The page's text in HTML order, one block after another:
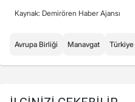
Kaynak: Demirören Haber Ajansı
Avrupa Birliği Manavgat Türkiye